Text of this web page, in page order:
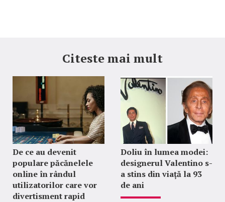
Citeste mai mult
De ce au devenit
populare păcănelele
online în rândul
utilizatorilor care vor
divertisment rapid
Doliu în lumea modei:
designerul Valentino s-
a stins din viață la 93
de ani